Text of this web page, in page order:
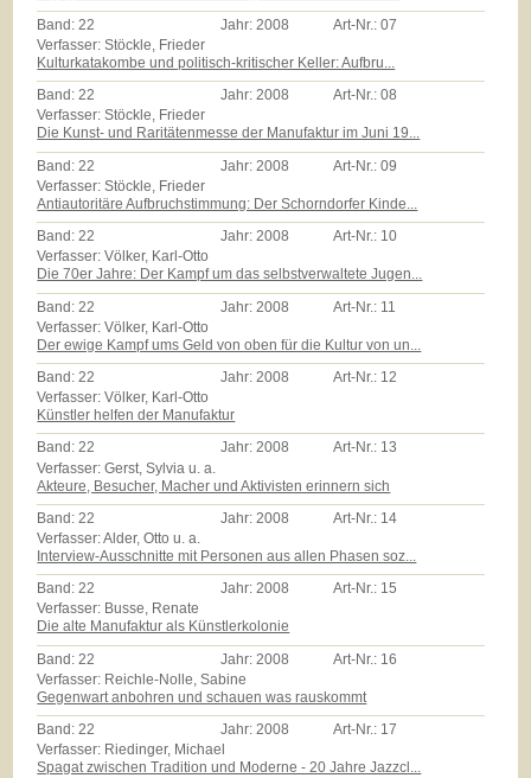
Band: 22 Jahr: 2008 Art-Nr.:07
Verfasser: Stöckle, Frieder
Kulturkatakombe und politisch-kritischer Keller: Aufbru...
Band:22 Jahr:2008 Art-Nr.:08
Verfasser: Stöckle, Frieder
Die Kunst- und Raritätenmesse der Manufaktur im Juni 19...
Band: 22 Jahr: 2008 Art-Nr.:09
Verfasser: Stöckle, Frieder
Antiautoritäre Aufbruchstimmung: Der Schorndorfer Kinde...
Band:22 Jahr:2008 Art-Nr.: 10
Verfasser: Völker, Karl-Otto
Die 70er Jahre: Der Kampf um das selbstverwaltete Jugen...
Band: 22 Jahr: 2008 Art-Nr.: 11
Verfasser: Völker, Karl-Otto
Der ewige Kampf ums Geld von oben für die Kultur von un...
Band:22 Jahr:2008 Art-Nr.: 12
Verfasser: Völker, Karl-Otto
Künstler helfen der Manufaktur
Band:22 Jahr:2008 Art-Nr.: 13
Verfasser: Gerst, Sylvia u. a.
Akteure, Besucher, Macher und Aktivisten erinnern sich
Band:22 Jahr:2008 Art-Nr.: 14
Verfasser: Alder, Otto u. a.
Interview-Ausschnitte mit Personen aus allen Phasen soz...
Band:22 Jahr:2008 Art-Nr.: 15
Verfasser: Busse, Renate
Die alte Manufaktur als Künstlerkolonie
Band: 22 Jahr: 2008 Art-Nr.: 16
Verfasser: Reichle-Nolle, Sabine
Gegenwart anbohren und schauen was rauskommt
Band:22 Jahr:2008 Art-Nr.: 17
Verfasser: Riedinger, Michael
Spagat zwischen Tradition und Moderne - 20 Jahre Jazzcl...